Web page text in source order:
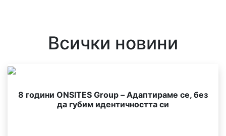
Всички новини
8 години ONSITES Group – Адаптираме се, без
да губим идентичността си